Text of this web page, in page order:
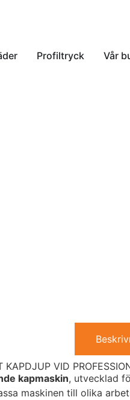
Profiltryck Vår
KAPDJUP VID
kapmaskin, utvecklad
maskinen till olika